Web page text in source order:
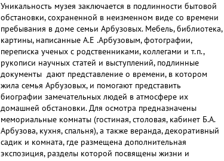
Уникальность музея заключается в подлинности бытовой
обстановки, сохраненной в неизменном виде со времени
пребывания в доме семьи Арбузовых. Мебель, библиотека,
картины, написанные А.Е .Арбузовым, фотографии,
переписка ученых с родственниками, коллегами и т.п.,
рукописи научных статей и выступлений, подлинные
документы дают представление о времени, в котором
жила семья Арбузовых, и помогают представить
биографии замечательных людей в атмосфере их
домашней обстановки. Для осмотра предназначены
мемориальные комнаты (гостиная, столовая, кабинет Б.А.
Арбузова, кухня, спальня), а также веранда, декоративный
садик и комната, где размещена дополнительная
экспозиция, разделы которой посвящены жизни и